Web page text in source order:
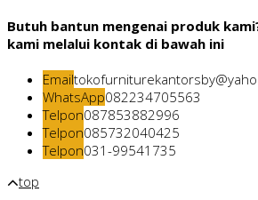
Butuh bantun mengenai produk
kami melalui kontak di bawah ini
Email
WhatsApp082234705563
Telpon087853882996
Telpon085732040425
Telpon031-99541735
top